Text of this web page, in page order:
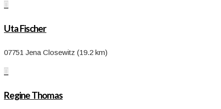

Uta Fischer
07751 Jena Closewitz (19.2 km)

Regine Thomas